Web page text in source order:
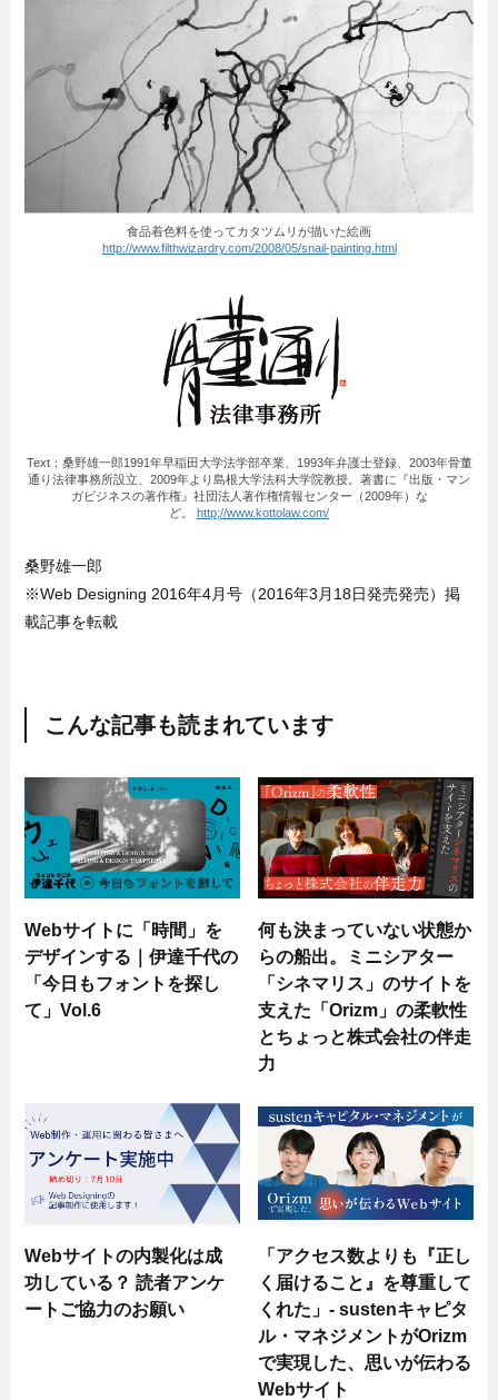
食品着色料を使ってカタツムリが描いた絵画
http://www.filthwizardry.com/2008/05/snail-painting.html
Text：桑野雄一郎1991年早稲田大学法学部卒業、1993年弁護士登録、2003年骨董
通り法律事務所設立、2009年より島根大学法科大学院教授。著書に『出版・マン
ガビジネスの著作権』社団法人著作権情報センター（2009年）な
ど。 http;//www.kottolaw.com/
桑野雄一郎
※Web Designing 2016年4月号（2016年3月18日発売発売）掲
載記事を転載
こんな記事も読まれています
Webサイトに「時間」を
デザインする｜伊達千代の
「今日もフォントを探し
て」Vol.6
何も決まっていない状態か
らの船出。ミニシアター
「シネマリス」のサイトを
支えた「Orizm」の柔軟性
とちょっと株式会社の伴走
力
Webサイトの内製化は成
功している？ 読者アンケ
ートご協力のお願い
「アクセス数よりも『正し
く届けること』を尊重して
くれた」- sustenキャピタ
ル・マネジメントがOrizm
で実現した、思いが伝わる
Webサイト